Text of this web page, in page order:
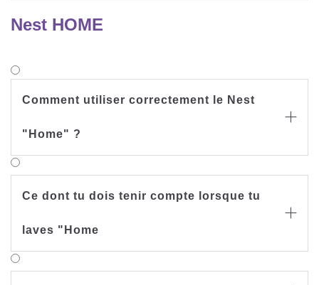
Nest HOME
Comment utiliser correctement le Nest
"Home" ?

Ce dont tu dois tenir compte lorsque tu
laves "Home
